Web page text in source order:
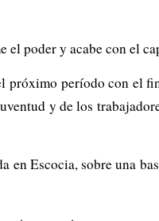
poder y acabe con el
período con el
y de los
en Escocia, sobre una